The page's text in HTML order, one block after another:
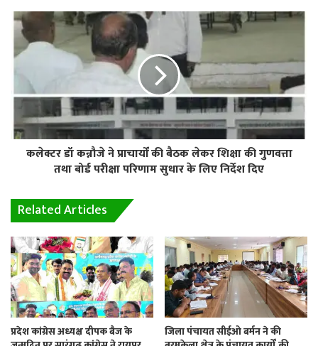
कलेक्टर डॉ कन्नौजे ने प्राचार्यों की बैठक लेकर शिक्षा की गुणवत्ता
तथा बोर्ड परीक्षा परिणाम सुधार के लिए निर्देश दिए
Related Articles
प्रदेश कांग्रेस अध्यक्ष दीपक बैज के
जिला पंचायत सीईओ बर्मन ने की